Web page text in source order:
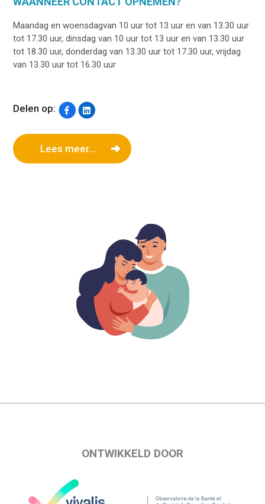
Maandag en woensdagvan 10 uur tot 13 uur en van 13.30 uur
tot 17.30 uur, dinsdag van 10 uur tot 13 uur en van 13.30 uur
tot 18.30 uur, donderdag van 13.30 uur tot 17.30 uur, vrijdag
van 13.30 uur tot 16.30 uur
Delen op:
Lees meer...
ONTWIKKELD DOOR